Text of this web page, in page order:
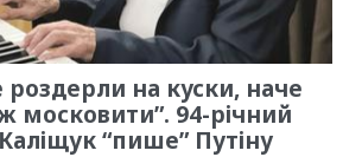
на куски, наче
московити”. 94-річний
“пише” Путіну